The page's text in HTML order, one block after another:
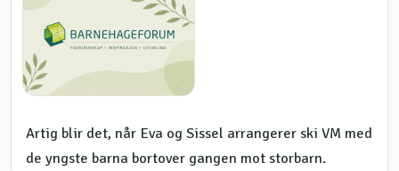
Artig blir det, når Eva og Sissel arrangerer ski VM med
de yngste barna bortover gangen mot storbarn.